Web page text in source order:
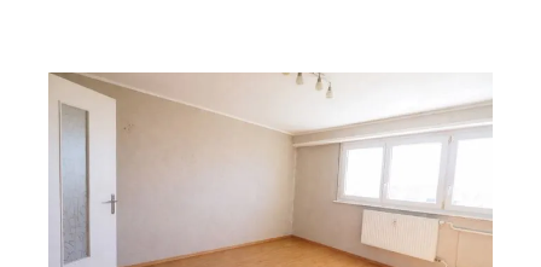
STRASBOURG 67
75 m
, 4 pièces
Appartement F4 à vendre
159 000 €